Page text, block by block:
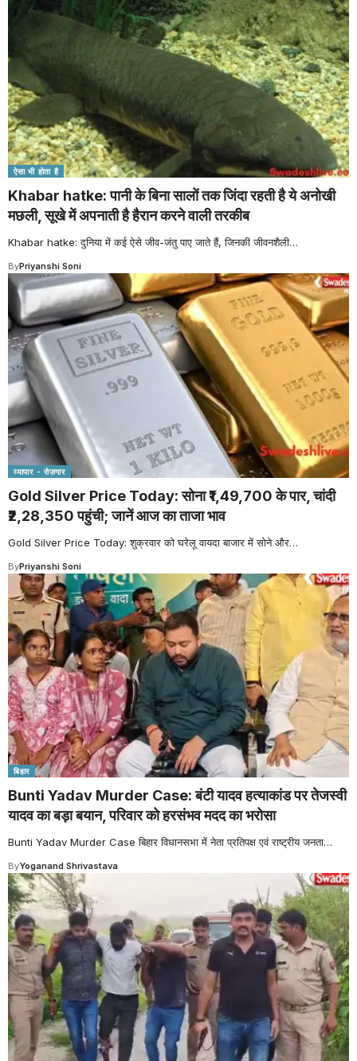
ऐसा भी होता है
Khabar hatke: पानी के बिना सालों तक जिंदा रहती है ये अनोखी
मछली, सूखे में अपनाती है हैरान करने वाली तरकीब
Khabar hatke: दुनिया में कई ऐसे जीव-जंतु पाए जाते हैं, जिनकी जीवनशैली…
ByPriyanshi Soni
व्यापार - रोज़गार
Gold Silver Price Today: सोना ₹1,49,700 के पार, चांदी
₹2,28,350 पहुंची; जानें आज का ताजा भाव
Gold Silver Price Today: शुक्रवार को घरेलू वायदा बाजार में सोने और…
ByPriyanshi Soni
बिहार
Bunti Yadav Murder Case: बंटी यादव हत्याकांड पर तेजस्वी
यादव का बड़ा बयान, परिवार को हरसंभव मदद का भरोसा
Bunti Yadav Murder Case बिहार विधानसभा में नेता प्रतिपक्ष एवं राष्ट्रीय जनता…
ByYoganand Shrivastava